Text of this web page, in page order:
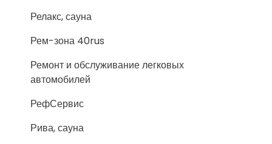
Релакс, сауна
Рем-зона 40rus
Ремонт и обслуживание легковых
автомобилей
РефСервис
Рива, сауна